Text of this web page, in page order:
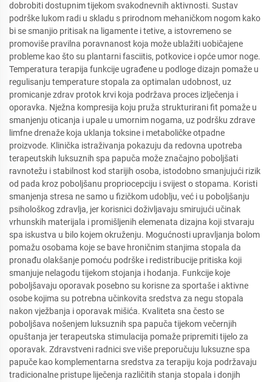
dobrobiti dostupnim tijekom svakodnevnih aktivnosti. Sustav
podrške lukom radi u skladu s prirodnom mehaničkom nogom kako
bi se smanjio pritisak na ligamente i tetive, a istovremeno se
promoviše pravilna poravnanost koja može ublažiti uobičajene
probleme kao što su plantarni fasciitis, potkovice i opće umor noge.
Temperatura terapija funkcije ugrađene u podloge dizajn pomaže u
regulisanju temperature stopala za optimalan udobnost, uz
promicanje zdrav protok krvi koja podržava proces izlječenja i
oporavka. Nježna kompresija koju pruža strukturirani fit pomaže u
smanjenju oticanja i upale u umornim nogama, uz podršku zdrave
limfne drenaže koja uklanja toksine i metaboličke otpadne
proizvode. Klinička istraživanja pokazuju da redovna upotreba
terapeutskih luksuznih spa papuča može značajno poboljšati
ravnotežu i stabilnost kod starijih osoba, istodobno smanjujući rizik
od pada kroz poboljšanu propriocepciju i svijest o stopama. Koristi
smanjenja stresa ne samo u fizičkom udoblju, već i u poboljšanju
psihološkog zdravlja, jer korisnici doživljavaju smirujući učinak
vrhunskih materijala i promišljenih elemenata dizajna koji stvaraju
spa iskustva u bilo kojem okruženju. Mogućnosti upravljanja bolom
pomažu osobama koje se bave hroničnim stanjima stopala da
pronađu olakšanje pomoću podrške i redistribucije pritiska koji
smanjuje nelagodu tijekom stojanja i hodanja. Funkcije koje
poboljšavaju oporavak posebno su korisne za sportaše i aktivne
osobe kojima su potrebna učinkovita sredstva za negu stopala
nakon vježbanja i oporavak mišića. Kvaliteta sna često se
poboljšava nošenjem luksuznih spa papuča tijekom večernjih
opuštanja jer terapeutska stimulacija pomaže pripremiti tijelo za
oporavak. Zdravstveni radnici sve više preporučuju luksuzne spa
papuče kao komplementarna sredstva za terapiju koja podržavaju
tradicionalne pristupe liječenja različitih stanja stopala i donjih